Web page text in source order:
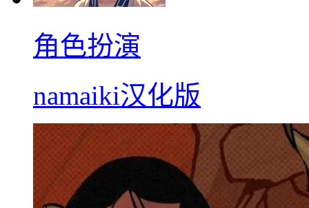
角色扮演
namaiki汉化版